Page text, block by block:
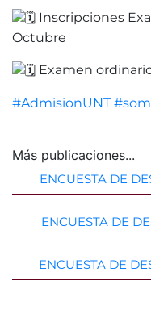
Inscripciones
Octubre
Examen
#AdmisionUNT
Más publicaciones...
ENCUESTA DE
ENCUESTA DE
ENCUESTA DE